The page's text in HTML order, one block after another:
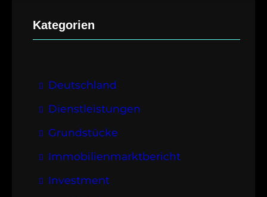
Kategorien
Deutschland
Dienstleistungen
Grundstücke
Immobilienmarktbericht
Investment